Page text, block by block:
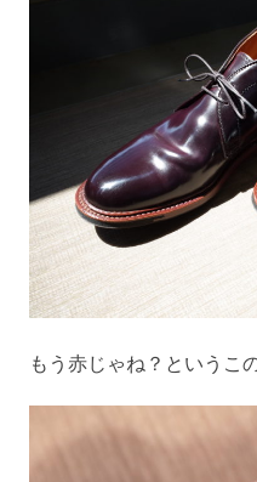
もう赤じゃね？というこ